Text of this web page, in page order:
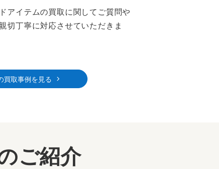
アイテムの買取に関してご質問や
切丁寧に対応させていただきま
買取事例を見る
ご紹介